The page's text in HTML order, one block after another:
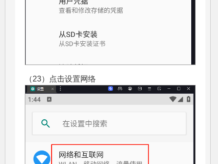
（23）点击设置网络